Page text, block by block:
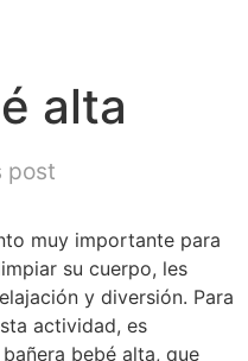
alta
post
muy importante para
su cuerpo, les
y diversión. Para
actividad, es
bebé alta, que